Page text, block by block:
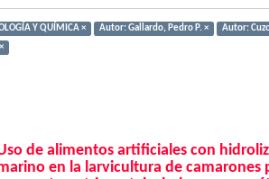
Y QUÍMICA × Autor: Gallardo, Pedro P. × Autor:
de alimentos artificiales con
en la larvicultura de camarones